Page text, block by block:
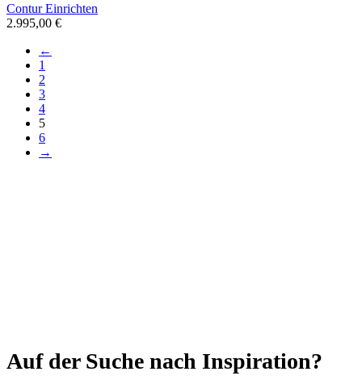
Contur Einrichten
2.995,00 €
←
1
2
3
4
5
6
→
Auf der Suche nach Inspiration?